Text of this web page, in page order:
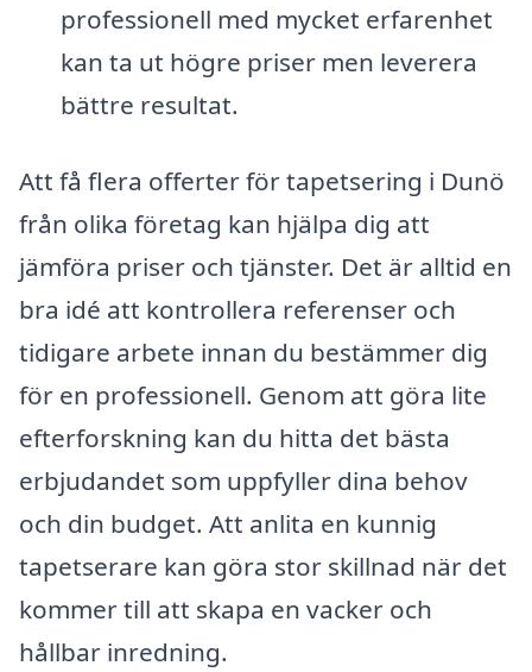
professionell med mycket erfarenhet
kan ta ut högre priser men leverera
bättre resultat.
Att få flera offerter för tapetsering i Dunö
från olika företag kan hjälpa dig att
jämföra priser och tjänster. Det är alltid en
bra idé att kontrollera referenser och
tidigare arbete innan du bestämmer dig
för en professionell. Genom att göra lite
efterforskning kan du hitta det bästa
erbjudandet som uppfyller dina behov
och din budget. Att anlita en kunnig
tapetserare kan göra stor skillnad när det
kommer till att skapa en vacker och
hållbar inredning.